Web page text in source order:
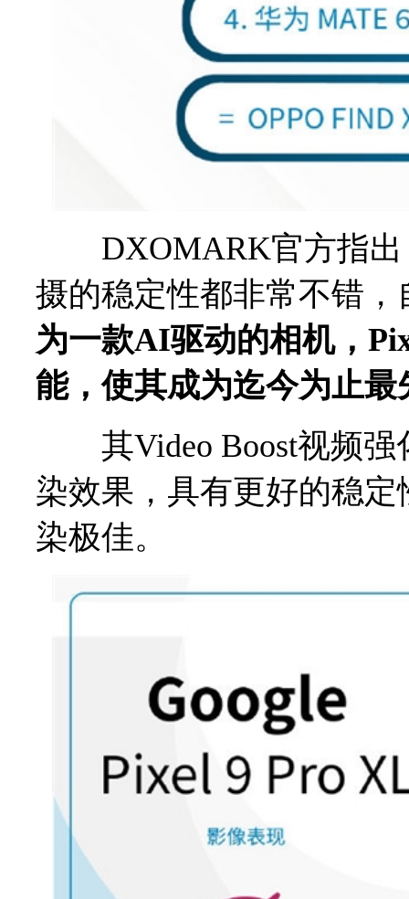
DXOMARK官方指出
摄的稳定性都非常不错
为一款AI驱动的相机，
能，使其成为迄今为止
其Video Boost视频强
染效果，具有更好的稳
染极佳。